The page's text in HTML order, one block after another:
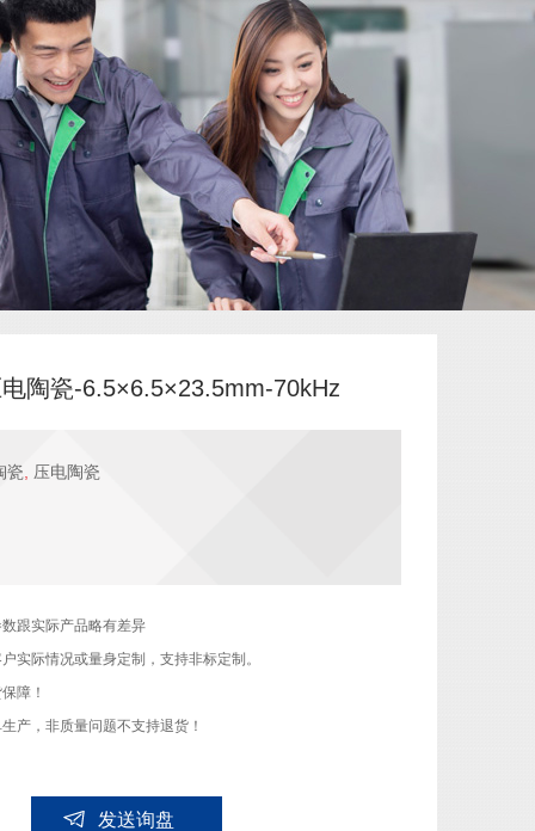
陶瓷-6.5×6.5×23.5mm-70kHz
瓷 压电陶瓷
跟实际产品略有差异
实际情况或量身定制，支持非标定制。
障！
产，非质量问题不支持退货！
发送询盘